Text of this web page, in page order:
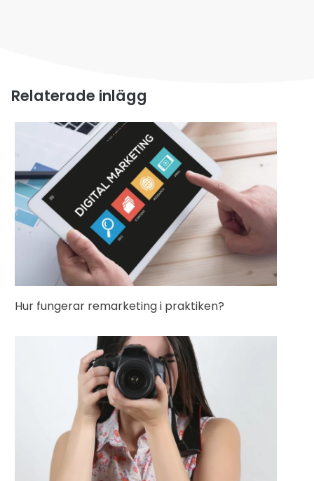
Relaterade inlägg
Hur fungerar remarketing i praktiken?